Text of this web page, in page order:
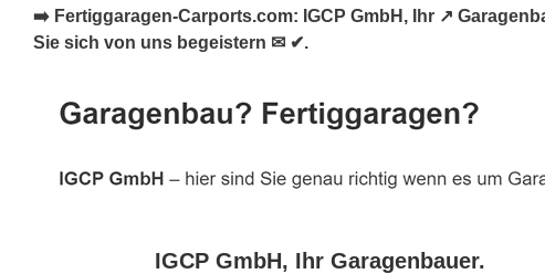
➡️ Fertiggaragen-Carports.com: IGCP GmbH, Ihr ↗️
Sie sich von uns begeistern ✉ ✔.
IGCP GmbH, Ihr Garagenbauer.